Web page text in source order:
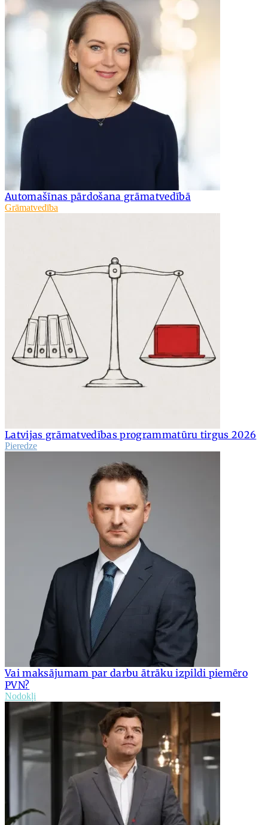
Automašīnas pārdošana grāmatvedībā
Grāmatvedība
Latvijas grāmatvedības programmatūru tirgus 2026
Pieredze
Vai maksājumam par darbu ātrāku izpildi piemēro
PVN?
Nodokļi